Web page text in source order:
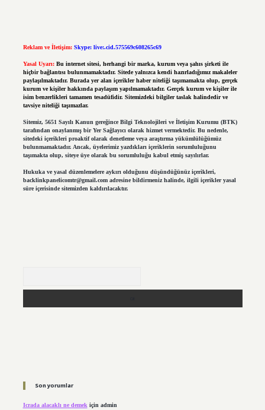
Reklam ve İletişim: Skype: live:.cid.575569c608265c69
Yasal Uyarı: Bu internet sitesi, herhangi bir marka, kurum veya şahıs şirketi ile
hiçbir bağlantısı bulunmamaktadır. Sitede yalnızca kendi hazırladığımız makaleler
paylaşılmaktadır. Burada yer alan içerikler haber niteliği taşımamakta olup, gerçek
kurum ve kişiler hakkında paylaşım yapılmamaktadır. Gerçek kurum ve kişiler ile
isim benzerlikleri tamamen tesadüfidir. Sitemizdeki bilgiler taslak halindedir ve
tavsiye niteliği taşımazlar.
Sitemiz, 5651 Sayılı Kanun gereğince Bilgi Teknolojileri ve İletişim Kurumu (BTK)
tarafından onaylanmış bir Yer Sağlayıcı olarak hizmet vermektedir. Bu nedenle,
sitedeki içerikleri proaktif olarak denetleme veya araştırma yükümlülüğümüz
bulunmamaktadır. Ancak, üyelerimiz yazdıkları içeriklerin sorumluluğunu
taşımakta olup, siteye üye olarak bu sorumluluğu kabul etmiş sayılırlar.
Hukuka ve yasal düzenlemelere aykırı olduğunu düşündüğünüz içerikleri,
backlinkpanelicomtr@gmail.comadresine bildirmeniz halinde, ilgili içerikler yasal
süre içerisinde sitemizden kaldırılacaktır.
Son yorumlar
Icrada alacaklı ne demek için admin